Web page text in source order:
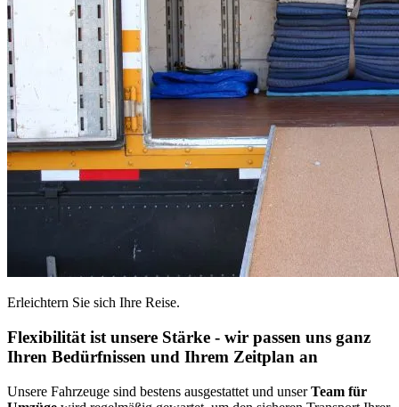
Erleichtern Sie sich Ihre Reise.
Flexibilität ist unsere Stärke - wir passen uns ganz
Ihren Bedürfnissen und Ihrem Zeitplan an
Unsere Fahrzeuge sind bestens ausgestattet und unserTeam für